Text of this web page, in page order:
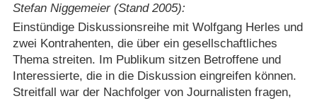
Stefan Niggemeier (Stand 2005):
Einstündige Diskussionsreihe mit Wolfgang Herles und
zwei Kontrahenten, die über ein gesellschaftliches
Thema streiten. Im Publikum sitzen Betroffene und
Interessierte, die in die Diskussion eingreifen können.
Streitfall war der Nachfolger von Journalisten fragen,